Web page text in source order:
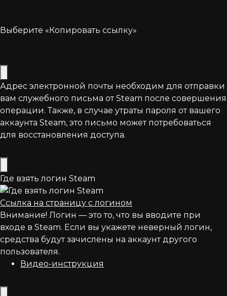
Выберите «Копировать ссылку»
Адрес электронной почты необходим для отправки
вам служебного письма от Steam после совершения
операции. Также, в случае утраты пароля от вашего
аккаунта Steam, это письмо может потребоваться
для восстановления доступа.
Где взять логин Steam
Ссылка на страницу с логином
Внимание! Логин — это то, что вы вводите при
входе в Steam. Если вы укажете неверный логин,
средства будут зачислены на аккаунт другого
пользователя.
Видео-инструкция